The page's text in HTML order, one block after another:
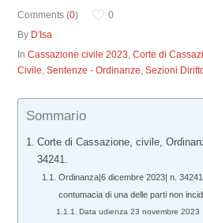
Comments (0)
0
By D'Isa
InCassazione civile 2023,Corte di
Civile,Sentenze - Ordinanze,Sezioni
Sommario
Corte di Cassazione, civile,
34241.
Ordinanza|6 dicembre 2023| n.
contumacia di una delle parti non
Data udienza 23 novembre 2023